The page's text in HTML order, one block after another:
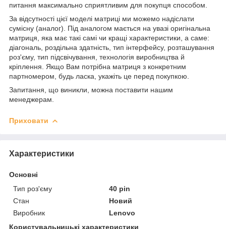
питання максимально сприятливим для покупця способом.
За відсутності цієї моделі матриці ми можемо надіслати
сумісну (аналог). Під аналогом мається на увазі оригінальна
матриця, яка має такі самі чи кращі характеристики, а саме:
діагональ, роздільна здатність, тип інтерфейсу, розташування
роз'єму, тип підсвічування, технологія виробництва й
кріплення. Якщо Вам потрібна матриця з конкретним
партномером, будь ласка, укажіть це перед покупкою.
Запитання, що виникли, можна поставити нашим
менеджерам.
Приховати
Характеристики
Основні
Тип роз'єму
40 pin
Стан
Новий
Виробник
Lenovo
Користувальницькі характеристики